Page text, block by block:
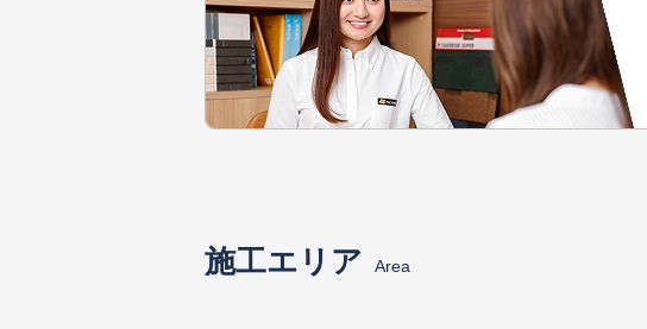
施工エリア Area